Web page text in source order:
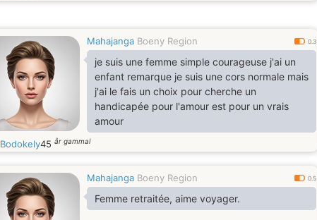
Mahajanga Boeny Region 0.3
je suis une femme simple courageuse j'ai un
enfant remarque je suis une cors normale mais
j'ai le fais un choix pour cherche un
handicapée pour l'amour est pour un vrais
amour
Bodokely45 år gammal
Mahajanga Boeny Region 0.5
Femme retraitée, aime voyager.